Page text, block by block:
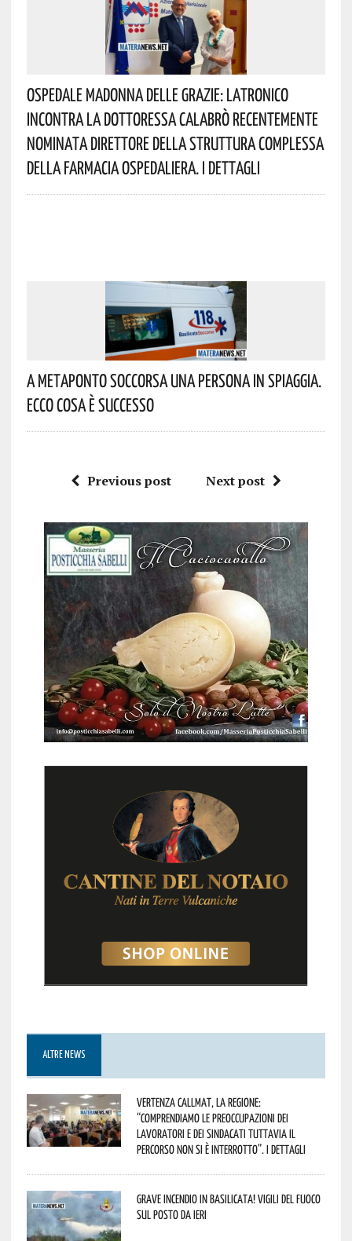
Ospedale Madonna Delle Grazie: Latronico
Incontra La Dottoressa Calabrò Recentemente
Nominata Direttore Della Struttura Complessa
Della Farmacia Ospedaliera. I Dettagli
A Metaponto Soccorsa Una Persona In Spiaggia.
Ecco Cosa È Successo
Previous post Next post
ALTRE NEWS
Vertenza CallMat, la Regione:
“comprendiamo le preoccupazioni dei
lavoratori e dei sindacati tuttavia il
percorso non si è interrotto”. I dettagli
Grave incendio in Basilicata! Vigili del fuoco
sul posto da ieri